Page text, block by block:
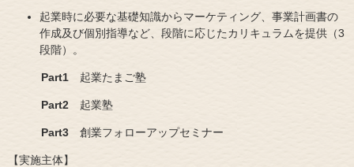
起業時に必要な基礎知識からマーケティング、事業計画書の
作成及び個別指導など、段階に応じたカリキュラムを提供（3
段階）。
Part1 起業たまご塾
Part2 起業塾
Part3 創業フォローアップセミナー
【実施主体】